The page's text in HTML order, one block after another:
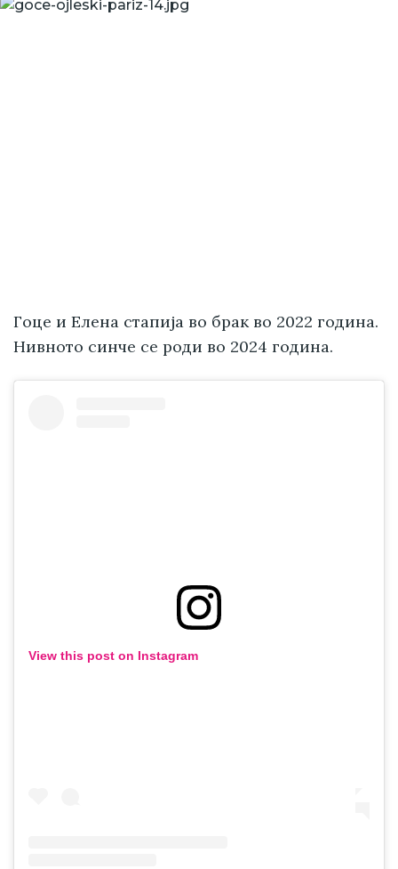
Гоце и Елена стапија во брак во 2022 година.
Нивното синче се роди во 2024 година.
View this post on Instagram